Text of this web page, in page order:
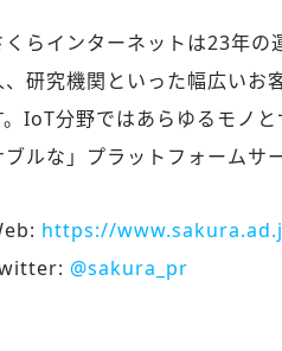
くらインターネットは23年
、研究機関といった幅広いお
。IoT分野ではあらゆるモノ
ブルな」プラットフォームサ
https://
@sakura_pr